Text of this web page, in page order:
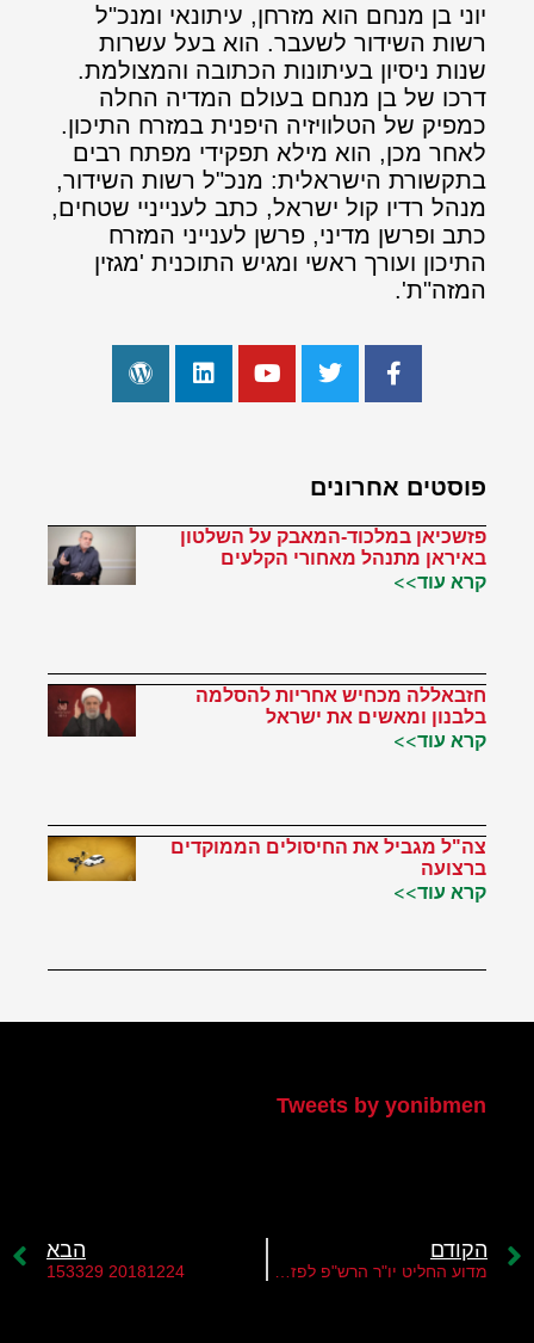
יוני בן מנחם הוא מזרחן, עיתונאי ומנכ"ל
רשות השידור לשעבר. הוא בעל עשרות
שנות ניסיון בעיתונות הכתובה והמצולמת.
דרכו של בן מנחם בעולם המדיה החלה
כמפיק של הטלוויזיה היפנית במזרח התיכון.
לאחר מכן, הוא מילא תפקידי מפתח רבים
בתקשורת הישראלית: מנכ"ל רשות השידור,
מנהל רדיו קול ישראל, כתב לענייניי שטחים,
כתב ופרשן מדיני, פרשן לענייני המזרח
התיכון ועורך ראשי ומגיש התוכנית 'מגזין
המזה"ת'.
פוסטים אחרונים
פזשכיאן במלכוד-המאבק על השלטון
באיראן מתנהל מאחורי הקלעים
קרא עוד>>
חזבאללה מכחיש אחריות להסלמה
בלבנון ומאשים את ישראל
קרא עוד>>
צה"ל מגביל את החיסולים הממוקדים
ברצועה
קרא עוד>>
Tweets by yonibmen
הקודם הבא
20181224 153329